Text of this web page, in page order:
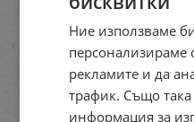
Ние използваме
персонализираме
рекламите и да
трафик. Също
информация за